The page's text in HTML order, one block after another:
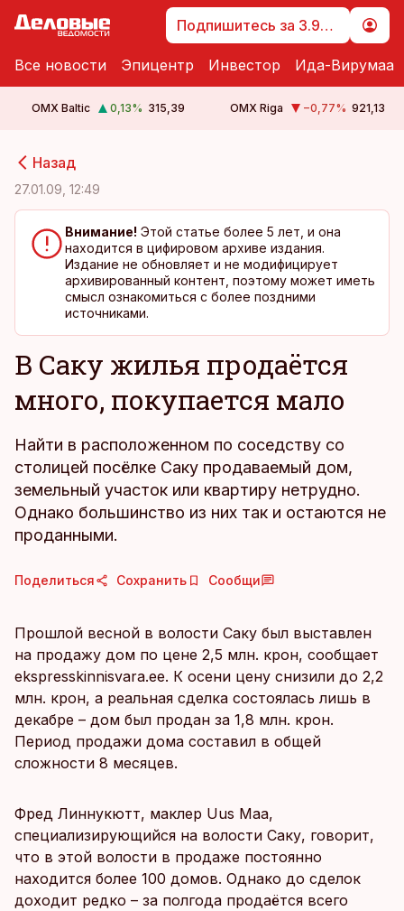
Подпишитесь за 3.99 €
Все новости Эпицентр Инвестор Ида-Вирумаа
OMX Baltic 0,13% 315,39 OMX Riga −0,77% 921,13
Назад
27.01.09, 12:49
Внимание! Этой статье более 5 лет, и она
находится в цифировом архиве издания.
Издание не обновляет и не модифицирует
архивированный контент, поэтому может иметь
смысл ознакомиться с более поздними
источниками.
В Саку жилья продаётся
много, покупается мало
Найти в расположенном по соседству со
столицей посёлке Саку продаваемый дом,
земельный участок или квартиру нетрудно.
Однако большинство из них так и остаются не
проданными.
Поделиться Сохранить Сообщи
Прошлой весной в волости Саку был выставлен
на продажу дом по цене 2,5 млн. крон, сообщает
ekspresskinnisvara.ee. К осени цену снизили до 2,2
млн. крон, а реальная сделка состоялась лишь в
декабре – дом был продан за 1,8 млн. крон.
Период продажи дома составил в общей
сложности 8 месяцев.
Фред Линнукютт, маклер Uus Maa,
специализирующийся на волости Саку, говорит,
что в этой волости в продаже постоянно
находится более 100 домов. Однако до сделок
доходит редко – за полгода продаётся всего